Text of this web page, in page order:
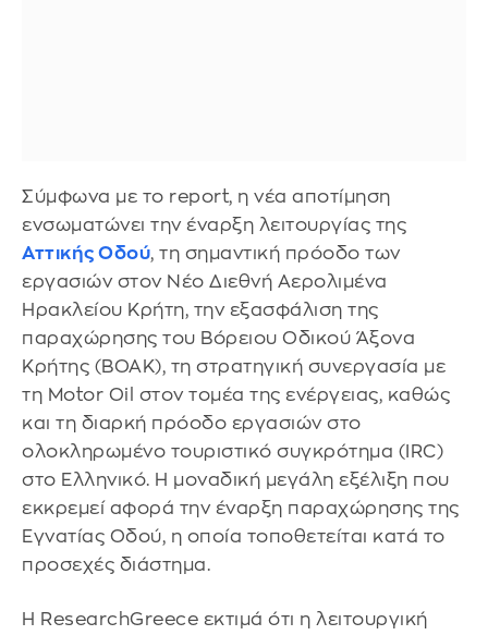
Σύμφωνα με το report, η νέα αποτίμηση
ενσωματώνει την έναρξη λειτουργίας της
Αττικής Οδού, τη σημαντική πρόοδο των
εργασιών στον Νέο Διεθνή Αερολιμένα
Ηρακλείου Κρήτη, την εξασφάλιση της
παραχώρησης του Βόρειου Οδικού Άξονα
Κρήτης (ΒΟΑΚ), τη στρατηγική συνεργασία με
τη Motor Oil στον τομέα της ενέργειας, καθώς
και τη διαρκή πρόοδο εργασιών στο
ολοκληρωμένο τουριστικό συγκρότημα (IRC)
στο Ελληνικό. Η μοναδική μεγάλη εξέλιξη που
εκκρεμεί αφορά την έναρξη παραχώρησης της
Εγνατίας Οδού, η οποία τοποθετείται κατά το
προσεχές διάστημα.
Η ResearchGreece εκτιμά ότι η λειτουργική